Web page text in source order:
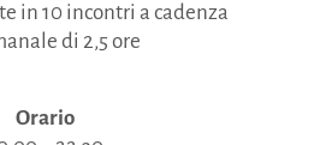
in 10 incontri a cadenza
di 2,5 ore
Orario